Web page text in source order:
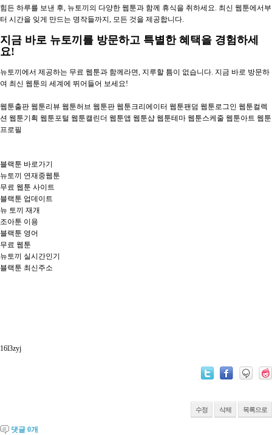
힘든 하루를 보낸 후, 뉴토끼의 다양한 웹툰과 함께 휴식을 취하세요. 최신 웹툰에서부
터 시간을 잊게 만드는 명작들까지, 모든 것을 제공합니다.
지금 바로 뉴토끼를 방문하고 특별한 혜택을 경험하세
요!
뉴토끼에서 제공하는 무료 웹툰과 함께라면, 지루할 틈이 없습니다. 지금 바로 방문하
여 최신 웹툰의 세계에 뛰어들어 보세요!
웹툰출판 웹툰리뷰 웹툰허브 웹툰판 웹툰크리에이터 웹툰팬덤 웹툰로그인 웹툰컬렉
션 웹툰기획 웹툰포털 웹툰캘린더 웹툰앱 웹툰샵 웹툰테마 웹툰스케줄 웹툰아트 웹툰
프로필
블랙툰 바로가기
뉴토끼 연재중웹툰
무료 웹툰 사이트
블랙툰 업데이트
뉴 토끼 재개
조아툰 이용
블랙툰 영어
무료 웹툰
뉴토끼 실시간인기
블랙툰 최신주소
16l3zyj
수정 삭제 목록으로
댓글 0개